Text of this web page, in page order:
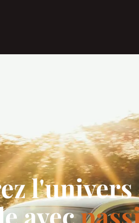
l'univers
avec